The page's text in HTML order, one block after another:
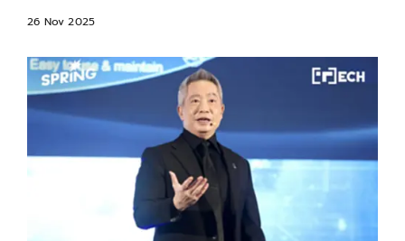
26 Nov 2025